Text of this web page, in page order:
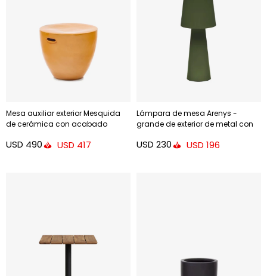
Mesa auxiliar exterior Mesquida
de cerámica con acabado
USD 490 USD 417
Lámpara de mesa Arenys -
grande de exterior de metal con
USD 230 USD 196